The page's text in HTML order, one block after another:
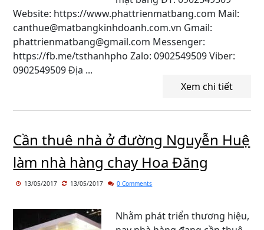
Website: https://www.phattrienmatbang.com Mail:
canthue@matbangkinhdoanh.com.vn Gmail:
phattrienmatbang@gmail.com Messenger:
https://fb.me/tsthanhpho Zalo: 0902549509 Viber:
0902549509 Địa ...
Xem chi tiết
Cần thuê nhà ở đường Nguyễn Huệ
làm nhà hàng chay Hoa Đăng
13/05/2017 13/05/2017 0 Comments
Nhằm phát triển thương hiệu,